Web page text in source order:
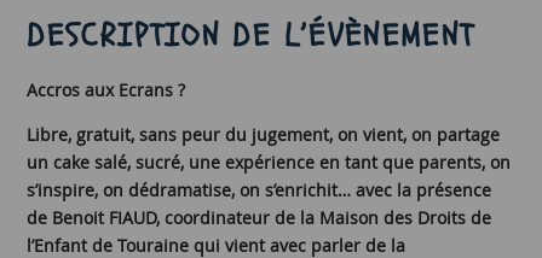
DESCRIPTION DE L’ÉVÈNEMENT
Accros aux Ecrans ?
Libre, gratuit, sans peur du jugement, on vient, on partage
un cake salé, sucré, une expérience en tant que parents, on
s’inspire, on dédramatise, on s’enrichit… avec la présence
de Benoit FIAUD, coordinateur de la Maison des Droits de
l’Enfant de Touraine qui vient avec parler de la